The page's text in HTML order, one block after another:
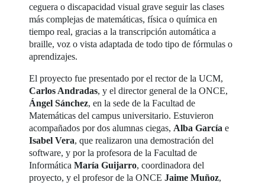
ceguera o discapacidad visual grave seguir las clases
más complejas de matemáticas, física o química en
tiempo real, gracias a la transcripción automática a
braille, voz o vista adaptada de todo tipo de fórmulas o
aprendizajes.
El proyecto fue presentado por el rector de la UCM,
Carlos Andradas, y el director general de la ONCE,
Ángel Sánchez, en la sede de la Facultad de
Matemáticas del campus universitario. Estuvieron
acompañados por dos alumnas ciegas, Alba García e
Isabel Vera, que realizaron una demostración del
software, y por la profesora de la Facultad de
InformáticaMaría Guijarro, coordinadora del
proyecto, y el profesor de la ONCEJaime Muñoz,